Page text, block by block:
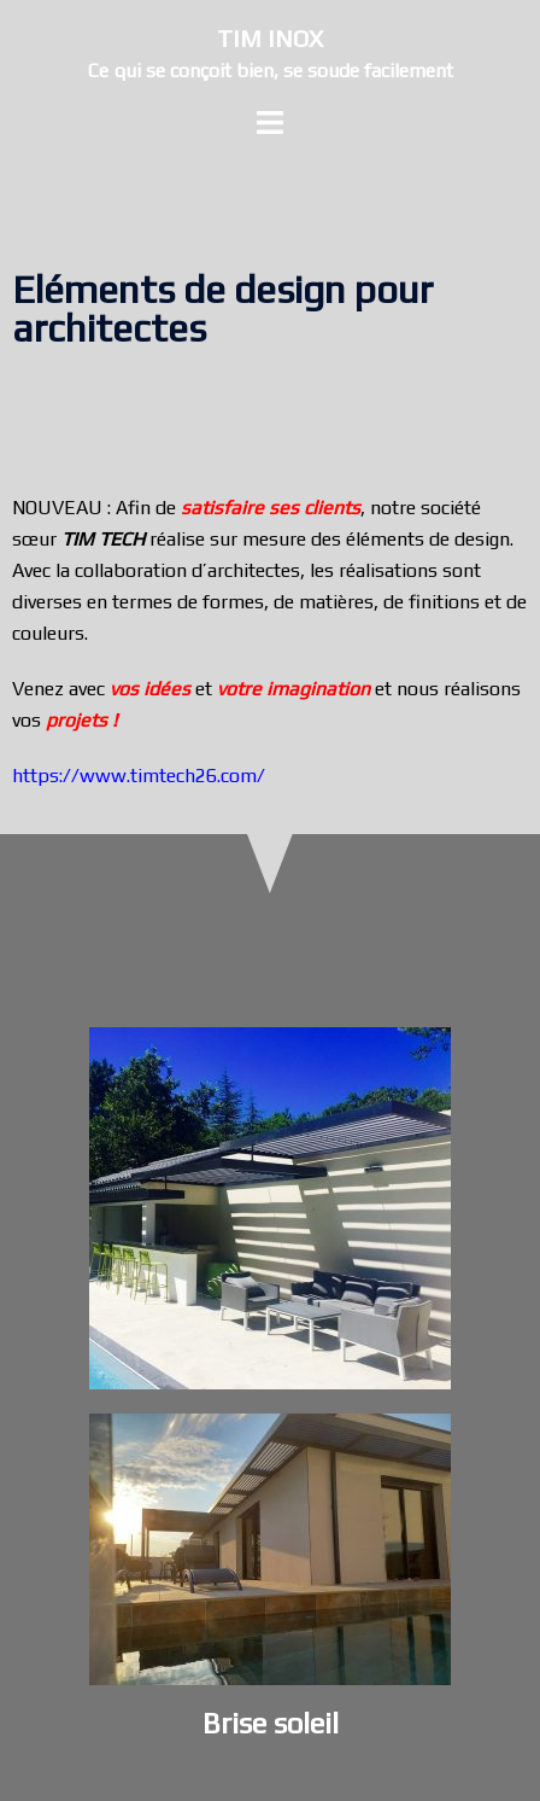
TIM INOX
Ce qui se conçoit bien, se soude facilement
Eléments de design pour
architectes
NOUVEAU : Afin de satisfaire ses clients, notre société
sœur TIM TECHréalise sur mesure des éléments de design.
Avec la collaboration d’architectes, les réalisations sont
diverses en termes de formes, de matières, de finitions et de
couleurs.
Venez avec vos idéeset votre imaginationet nous réalisons
vos projets !
https://www.timtech26.com/
Brise soleil